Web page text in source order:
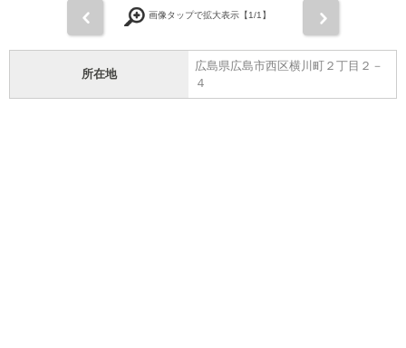
画像タップで拡大表示【1/1】
所在地
広島県広島市西区横川町２丁目２－
４